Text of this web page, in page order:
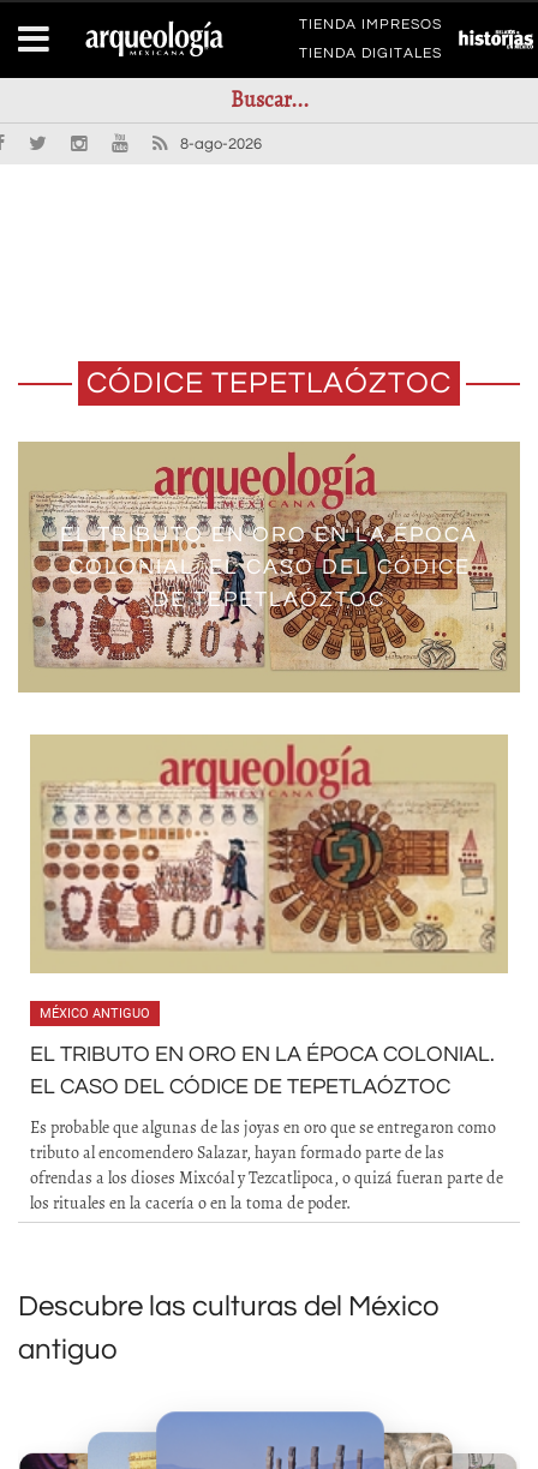
TIENDA IMPRESOS
TIENDA DIGITALES
8-ago-2026
CÓDICE TEPETLAÓZTOC
EL TRIBUTO EN ORO EN LA ÉPOCA
COLONIAL. EL CASO DEL CÓDICE
DE TEPETLAÓZTOC
MÉXICO ANTIGUO
EL TRIBUTO EN ORO EN LA ÉPOCA COLONIAL.
EL CASO DEL CÓDICE DE TEPETLAÓZTOC
Es probable que algunas de las joyas en oro que se entregaron como
tributo al encomendero Salazar, hayan formado parte de las
ofrendas a los dioses Mixcóal y Tezcatlipoca, o quizá fueran parte de
los rituales en la cacería o en la toma de poder.
Descubre las culturas del México
antiguo